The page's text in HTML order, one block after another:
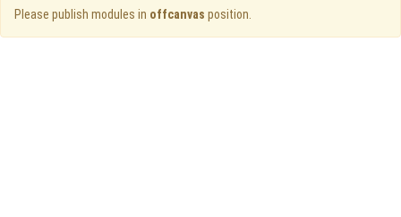
Please publish modules in offcanvas position.